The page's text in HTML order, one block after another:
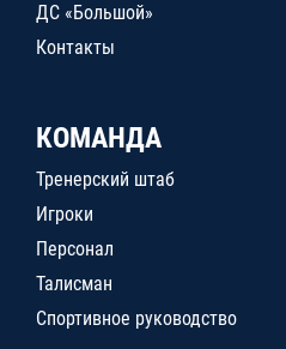
ДС «Большой»
Контакты
КОМАНДА
Тренерский штаб
Игроки
Персонал
Талисман
Спортивное руководство